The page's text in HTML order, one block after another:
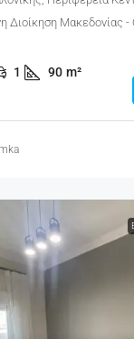
Διοίκηση Μακεδονίας -
1 90 m²